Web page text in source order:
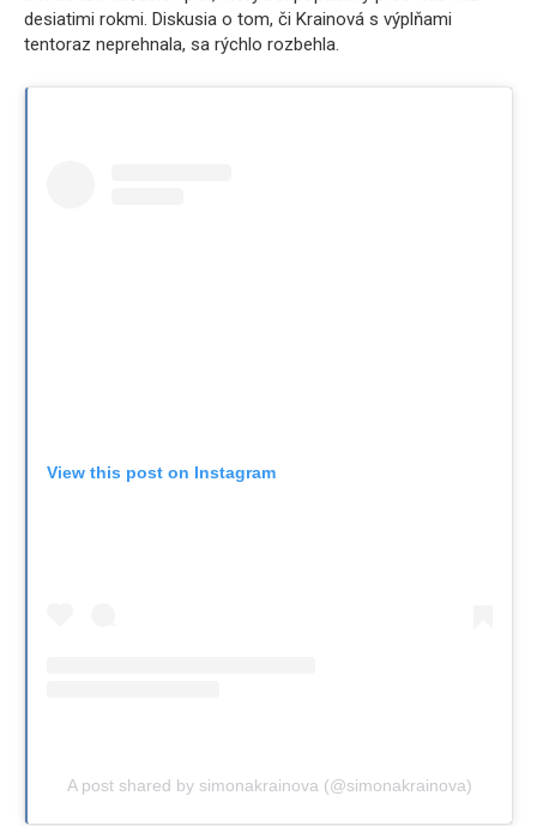
desiatimi rokmi. Diskusia o tom, či Krainová s výplňami
tentoraz neprehnala, sa rýchlo rozbehla.
View this post on Instagram
A post shared by simonakrainova (@simonakrainova)